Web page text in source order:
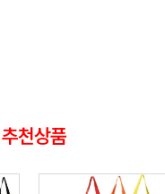
추천상품